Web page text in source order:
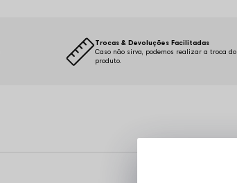
Trocas & Devoluções Facilitadas
Caso não sirva, podemos realizar a troca do
produto.